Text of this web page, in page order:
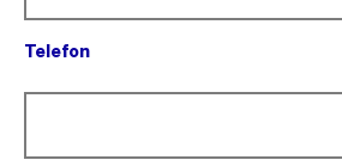
Telefon